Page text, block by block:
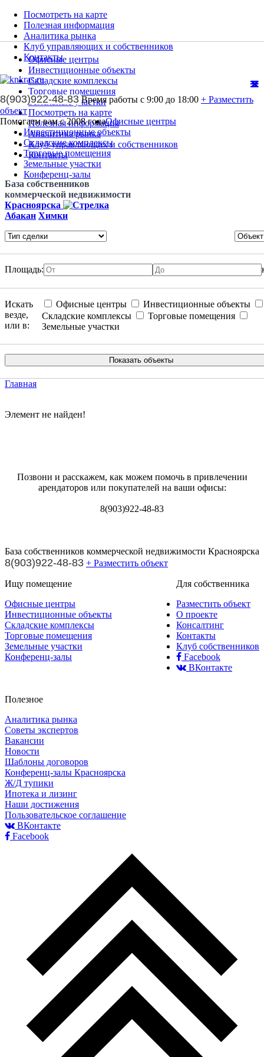
Посмотреть на карте
Полезная информация
Аналитика рынка
Клуб управляющих и собственников
Контакты
8(903)922-48-83 Время работы с 9:00 до 18:00 + Разместить
объект
Помогаем вам с 2008 годаОфисные центры
Инвестиционные объекты
Складские комплексы
Торговые помещения
Земельные участки
Конференц-залы
Офисные центры
Инвестиционные объекты
Складские комплексы
Торговые помещения
Земельные участки
Посмотреть на карте
Полезная информация
Аналитика рынка
Клуб управляющих и собственников
Контакты
База собственников
коммерческой недвижимости
Красноярска
Абакан Химки
Площадь:
Искать
везде,
или в:
Офисные центры
Инвестиционные объекты
Складские комплексы
Торговые помещения
Земельные участки
Главная
Элемент не найден!
Позвони и расскажем, как можем помочь в привлечении
арендаторов или покупателей на ваши офисы:
8(903)922-48-83
База собственников коммерческой недвижимости Красноярска
8(903)922-48-83 + Разместить объект
Ищу помещение
Офисные центры
Инвестиционные объекты
Складские комплексы
Торговые помещения
Земельные участки
Конференц-залы
Для собственника
Разместить объект
О проекте
Консалтинг
Контакты
Клуб собственников
Facebook
ВКонтакте
Полезное
Аналитика рынка
Советы экспертов
Вакансии
Новости
Шаблоны договоров
Конференц-залы Красноярска
Ж/Д тупики
Ипотека и лизинг
Наши достижения
Пользовательское соглашение
ВКонтакте
Facebook